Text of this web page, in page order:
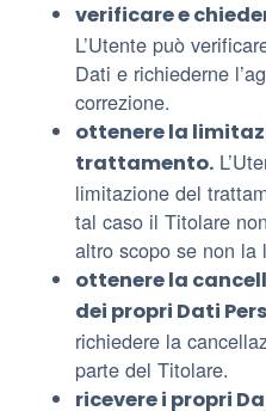
verificare e
L’Utente può
Dati e richiederne
correzione.
ottenere la
trattamento.
limitazione del
tal caso il Titolare
altro scopo se non la
ottenere la
dei propri Dati
richiedere la
parte del Titolare.
ricevere i propri